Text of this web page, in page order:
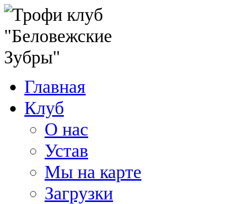
Главная
Клуб
О нас
Устав
Мы на карте
Загрузки